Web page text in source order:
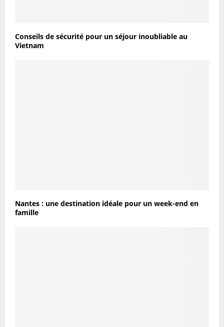
Conseils de sécurité pour un séjour inoubliable au
Vietnam
Nantes : une destination idéale pour un week-end en
famille